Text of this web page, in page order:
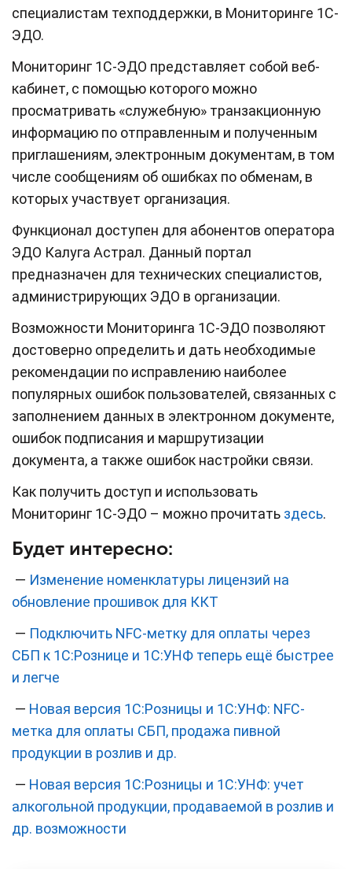
специалистам техподдержки, в Мониторинге 1С-
ЭДО.
Мониторинг 1С-ЭДО представляет собой веб-
кабинет, с помощью которого можно
просматривать «служебную» транзакционную
информацию по отправленным и полученным
приглашениям, электронным документам, в том
числе сообщениям об ошибках по обменам, в
которых участвует организация.
Функционал доступен для абонентов оператора
ЭДО Калуга Астрал. Данный портал
предназначен для технических специалистов,
администрирующих ЭДО в организации.
Возможности Мониторинга 1С-ЭДО позволяют
достоверно определить и дать необходимые
рекомендации по исправлению наиболее
популярных ошибок пользователей, связанных с
заполнением данных в электронном документе,
ошибок подписания и маршрутизации
документа, а также ошибок настройки связи.
Как получить доступ и использовать
Мониторинг 1С-ЭДО – можно прочитать здесь.
Будет интересно:
— Изменение номенклатуры лицензий на
обновление прошивок для ККТ
— Подключить NFC-метку для оплаты через
СБП к 1С:Рознице и 1С:УНФ теперь ещё быстрее
и легче
— Новая версия 1С:Розницы и 1С:УНФ: NFC-
метка для оплаты СБП, продажа пивной
продукции в розлив и др.
— Новая версия 1С:Розницы и 1С:УНФ: учет
алкогольной продукции, продаваемой в розлив и
др. возможности